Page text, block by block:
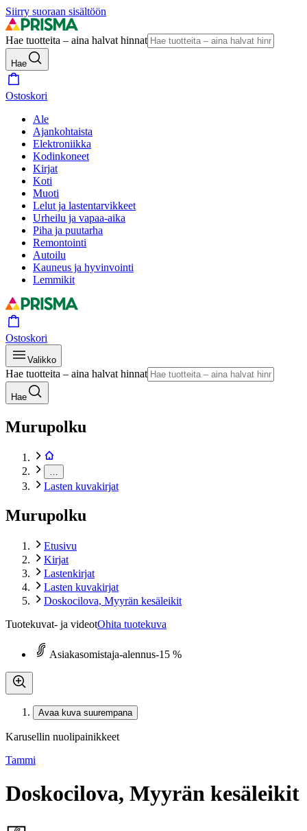
Siirry suoraan sisältöön
Hae tuotteita – aina halvat hinnat
Hae
Ostoskori
Ale
Ajankohtaista
Elektroniikka
Kodinkoneet
Kirjat
Koti
Muoti
Lelut ja lastentarvikkeet
Urheilu ja vapaa-aika
Piha ja puutarha
Remontointi
Autoilu
Kauneus ja hyvinvointi
Lemmikit
Ostoskori
Valikko
Hae tuotteita – aina halvat hinnat
Hae
Murupolku
Lasten kuvakirjat
Murupolku
Etusivu
Kirjat
Lastenkirjat
Lasten kuvakirjat
Doskocilova, Myyrän kesäleikit
Tuotekuvat- ja videotOhita tuotekuva
Asiakasomistaja-alennus-15 %
Avaa kuva suurempana
Karusellin nuolipainikkeet
Tammi
Doskocilova, Myyrän kesäleikit